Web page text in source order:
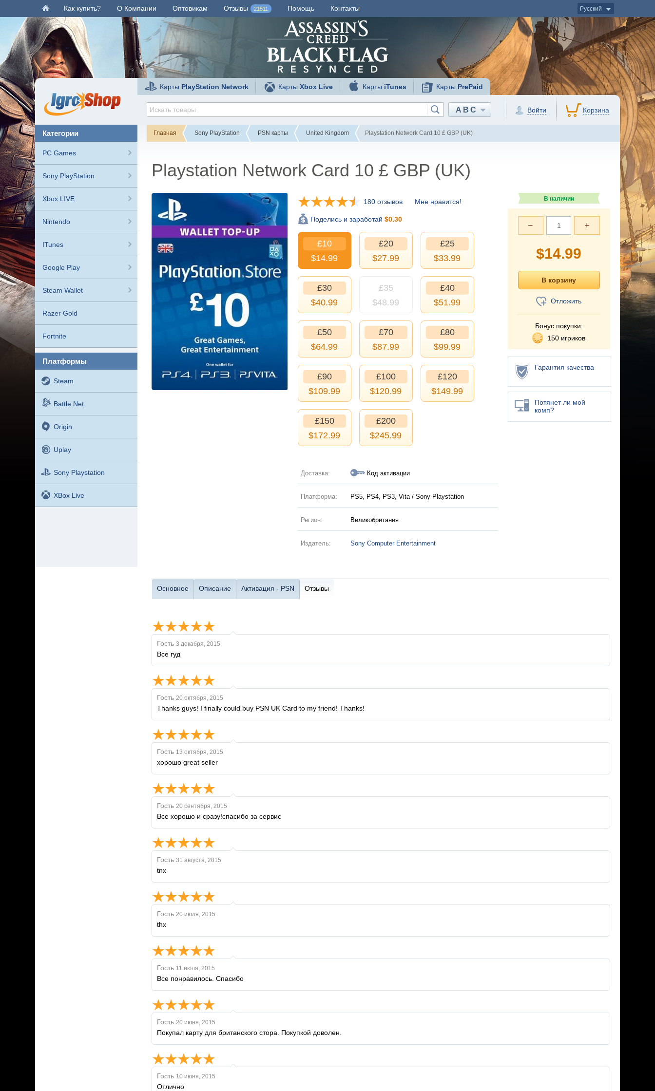
Как купить? О Компании Оптовикам Отзывы 21511 Помощь Контакты Русский
Карты PlayStation Network КартыXbox Live Карты iTunes Карты PrePaid
ABC Войти Корзина
категории
PC Games
Sony PlayStation
Xbox LIVE
Nintendo
ITunes
Google Play
Steam Wallet
Razer Gold
Fortnite
платформы
Steam
Battle.net
Origin
Uplay
Sony Playstation
XBox Live
Главная Sony PlayStation PSN карты United Kingdom Playstation Network Card 10 £ GBP (UK)
Playstation Network Card 10 £ GBP (UK)
180 отзывов Мне нравится!
Поделись и заработай $0.30
£10
$14.99
£20
$27.99
£25
$33.99
£30
$40.99
£35
$48.99
£40
$51.99
£50
$64.99
£70
$87.99
£80
$99.99
£90
$109.99
£100
$120.99
£120
$149.99
£150
$172.99
£200
$245.99
Доставка: Код активации
Платформа: PS5, PS4, PS3, Vita / Sony Playstation
Регион: Великобритания
Издатель: Sony Computer Entertainment
В наличии
+
−
$14.99
Отложить
Бонус покупки:
150 игриков
Гарантия качества
Потянет ли мой
комп?
Основное Описание Активация - PSN Отзывы
Гость 3 декабря, 2015
Все гуд
Гость 20 октября, 2015
Thanks guys! I finally could buy PSN UK Card to my friend! Thanks!
Гость 13 октября, 2015
хорошо great seller
Гость 20 сентября, 2015
Все хорошо и сразу!спасибо за сервис
Гость 31 августа, 2015
tnx
Гость 20 июля, 2015
thx
Гость 11 июля, 2015
Все понравилось. Спасибо
Гость 20 июня, 2015
Покупал карту для британского стора. Покупкой доволен.
Гость 10 июня, 2015
Отлично